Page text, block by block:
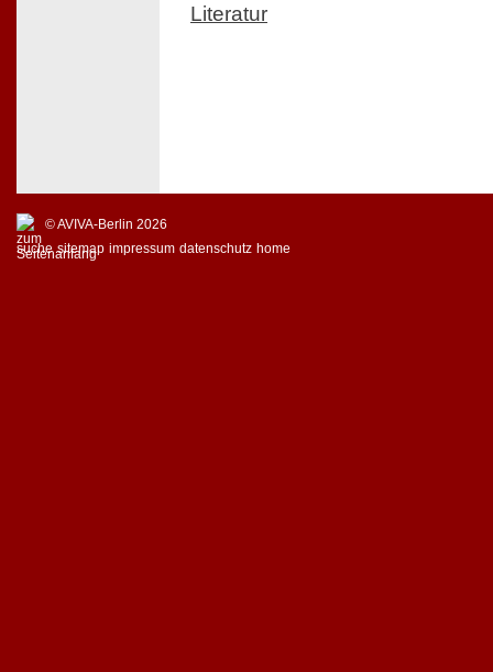
Literatur
© AVIVA-Berlin 2026
suche sitemap impressum datenschutz home